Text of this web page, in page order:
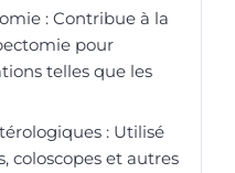
: Contribue à la
pour
telles que les
: Utilisé
coloscopes et autres